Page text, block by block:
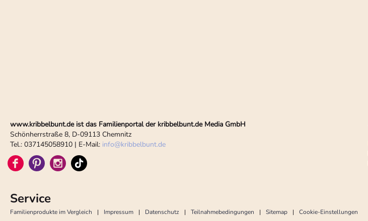
www.kribbelbunt.de ist das Familienportal der kribbelbunt.de Media GmbH
Schönherrstraße 8, D-09113 Chemnitz
Tel.: 037145058910 | E-Mail: info@kribbelbunt.de
Service
Familienprodukte im Vergleich Impressum Datenschutz Teilnahmebedingungen Sitemap Cookie-Einstellungen